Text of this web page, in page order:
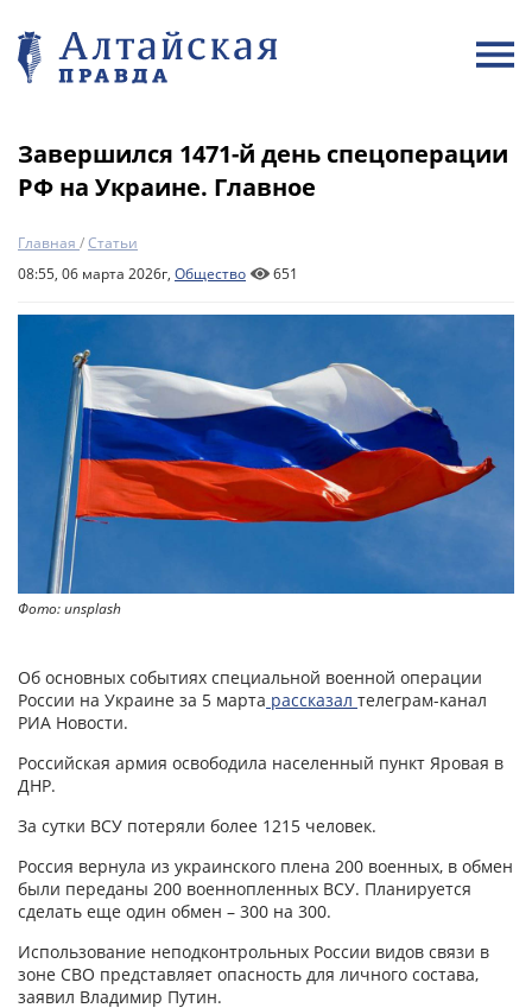
Завершился 1471-й день спецоперации
РФ на Украине. Главное
Главная /Статьи
08:55, 06 марта 2026г, Общество 651
Фото: unsplash
Об основных событиях специальной военной операции
России на Украине за 5 марта рассказал телеграм-канал
РИА Новости.
Российская армия освободила населенный пункт Яровая в
ДНР.
За сутки ВСУ потеряли более 1215 человек.
Россия вернула из украинского плена 200 военных, в обмен
были переданы 200 военнопленных ВСУ. Планируется
сделать еще один обмен – 300 на 300.
Использование неподконтрольных России видов связи в
зоне СВО представляет опасность для личного состава,
заявил Владимир Путин.